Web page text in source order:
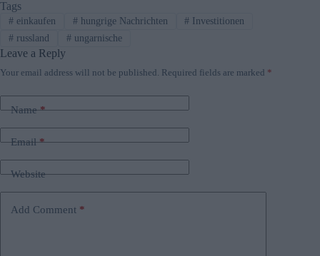
Tags
#einkaufen #hungrige Nachrichten # Investitionen
#russland #ungarnische
Leave a Reply
Your email address will not be published. Required fields are marked *
Name*
Email*
Website
Add Comment *